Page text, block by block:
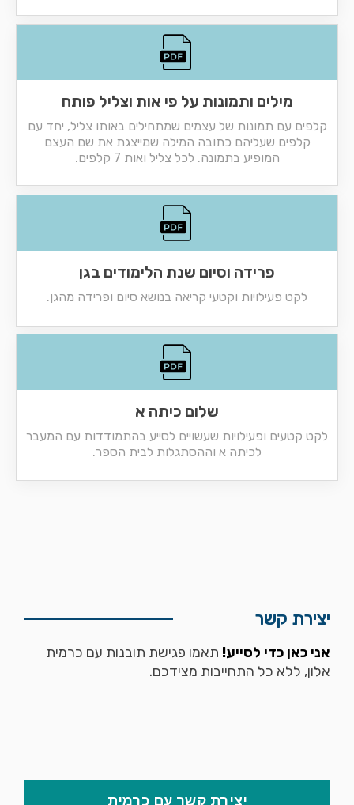
מילים ותמונות על פי אות וצליל פותח
קלפים עם תמונות של עצמים שמתחילים באותו צליל, יחד עם
קלפים שעליהם כתובה המילה שמייצגת את שם העצם
המופיע בתמונה. לכל צליל ואות 7 קלפים.
פרידה וסיום שנת הלימודים בגן
לקט פעילויות וקטעי קריאה בנושא סיום ופרידה מהגן.
שלום כיתה א
לקט קטעים ופעילויות שעשויים לסייע בהתמודדות עם המעבר
לכיתה א וההסתגלות לבית הספר.
יצירת קשר
אני כאן כדי לסייע! תאמו פגישת תובנות עם כרמית
אלון, ללא כל התחייבות מצידכם.
יצירת קשר עם כרמית